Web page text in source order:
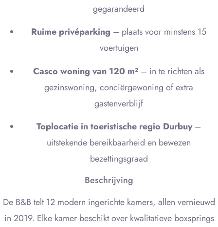
gegarandeerd
Ruime privéparking – plaats voor minstens 15
voertuigen
Casco woning van 120 m² – in te richten als
gezinswoning, conciërgewoning of extra
gastenverblijf
Toplocatie in toeristische regio Durbuy–
uitstekende bereikbaarheid en bewezen
bezettingsgraad
Beschrijving
De B&B telt 12 modern ingerichte kamers, allen vernieuwd
in 2019. Elke kamer beschikt over kwalitatieve boxsprings